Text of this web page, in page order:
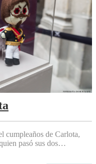
cumpleaños de Carlota,
pasó sus dos…